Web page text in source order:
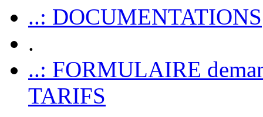
..: DOCUMENTATIONS
.
..: FORMULAIRE
TARIFS